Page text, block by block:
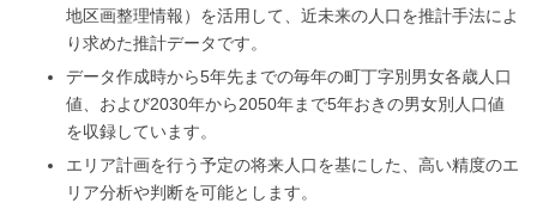
地区画整理情報）を活用して、近未来の人口を推計手法によ
り求めた推計データです。
データ作成時から5年先までの毎年の町丁字別男女各歳人口
値、および2030年から2050年まで5年おきの男女別人口値
を収録しています。
エリア計画を行う予定の将来人口を基にした、高い精度のエ
リア分析や判断を可能とします。